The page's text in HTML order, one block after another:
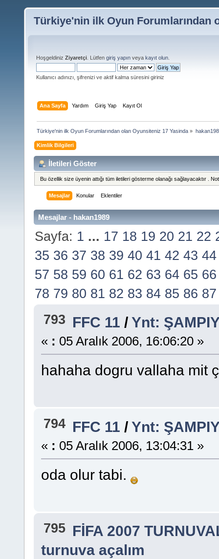
Türkiye'nin ilk Oyun Forumlarından
Hoşgeldiniz Ziyaretçi . Lütfen giriş yapın veya kayıt olun
Kullanıcı adınızı, şifrenizi ve aktif kalma süresini giriniz
Ana Sayfa Yardım Giriş Yap Kayıt Ol
Türkiye'nin ilk Oyun Forumlarından olan Oyunsiteniz 17 Yasinda »
Kimlik Bilgileri
İletileri Göster
Bu özellik size üyenin attığı tüm iletileri gösterme olanağı sağlayacaktır .
Mesajlar Konular Eklentiler
Mesajlar - hakan1989
Sayfa: 1 ... 17 18 19 20 21 22
35 36 37 38 39 40 41 42 43 44
57 58 59 60 61 62 63 64 65 66
78 79 80 81 82 83 84 85 86 87
793 FFC 11/Ynt:
« : 05 Aralık 2006, 16:06:20 »
hahaha dogru vallaha mit
794 FFC 11 /Ynt:
« : 05 Aralık 2006, 13:04:31 »
oda olur tabi.
795 FİFA 2007
turnuva açalım